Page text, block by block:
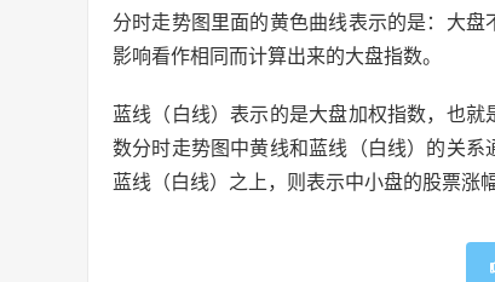
分时走势图里面的黄色曲线表示的是：大
影响看作相同而计算出来的大盘指数。
蓝线（白线）表示的是大盘加权指数，也
数分时走势图中黄线和蓝线（白线）的关
蓝线（白线）之上，则表示中小盘的股票涨